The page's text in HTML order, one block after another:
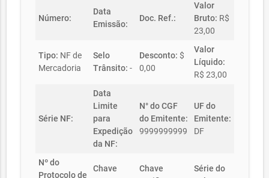
Número:
Data
Emissão:
Doc. Ref.:
Valor
Bruto: R$
23,00
Tipo: NF de
Mercadoria
Selo
Trânsito: -
Desconto: $
0,00
Valor
Líquido:
R$ 23,00
Série NF:
Data
Limite
para
Expedição
da NF:
N° do CGF
do Emitente:
9999999999
UF do
Emitente:
DF
Nº do
Protocolo de
Chave
Chave
Série do